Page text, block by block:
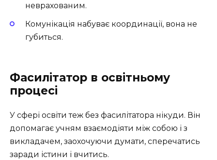
неврахованим.
Комунікація набуває координації, вона не
губиться.
Фасилітатор в освітньому
процесі
У сфері освіти теж без фасилітатора нікуди. Він
допомагає учням взаємодіяти між собою і з
викладачем, заохочуючи думати, сперечатись
заради істини і вчитись.